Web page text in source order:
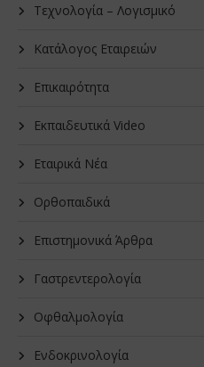
Τεχνολογία – Λογισμικό
Κατάλογος Εταιρειών
Επικαιρότητα
Εκπαιδευτικά Video
Εταιρικά Νέα
Oρθοπαιδικά
Επιστημονικά Άρθρα
Γαστρεντερολογία
Οφθαλμολογία
Ενδοκρινολογία